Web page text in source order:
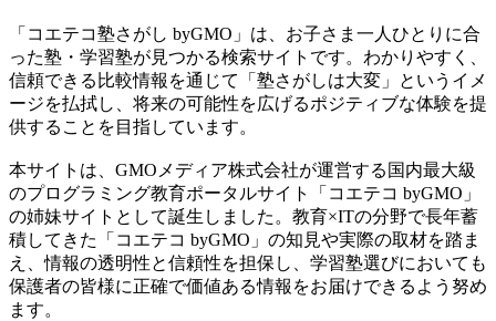
「コエテコ塾さがし byGMO」は、お子さま一人ひとりに合
った塾・学習塾が見つかる検索サイトです。わかりやすく、
信頼できる比較情報を通じて「塾さがしは大変」というイメ
ージを払拭し、将来の可能性を広げるポジティブな体験を提
供することを目指しています。
本サイトは、GMOメディア株式会社が運営する国内最大級
のプログラミング教育ポータルサイト「コエテコ byGMO」
の姉妹サイトとして誕生しました。教育×ITの分野で長年蓄
積してきた「コエテコ byGMO」の知見や実際の取材を踏ま
え、情報の透明性と信頼性を担保し、学習塾選びにおいても
保護者の皆様に正確で価値ある情報をお届けできるよう努め
ます。